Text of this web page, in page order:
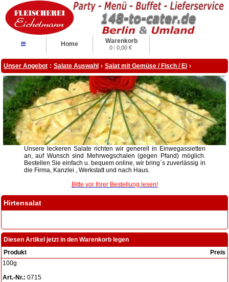
≡ Home Warenkorb
0 | 0,00 €
Unser Angebot : Salate Auswahl › Salat mit Gemüse / Fisch / Ei ›
Unsere leckeren Salate richten wir generell in Einwegassietten
an, auf Wunsch sind Mehrwegschalen (gegen Pfand) möglich.
Bestellen Sie einfach u. bequem online, wir bring`s zuverlässig in
die Firma, Kanzlei , Werkstatt und nach Haus.
Bitte vor Ihrer Bestellung lesen!
Hirtensalat
Diesen Artikel jetzt in den Warenkorb legen
Produkt
Preis
100g
Art.-Nr.: 0715